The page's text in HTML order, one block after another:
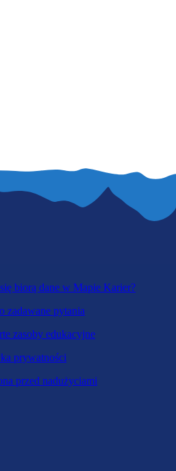
biorą dane w Mapie Karier?
zadawane pytania
zasoby edukacyjne
prywatności
przed nadużyciami